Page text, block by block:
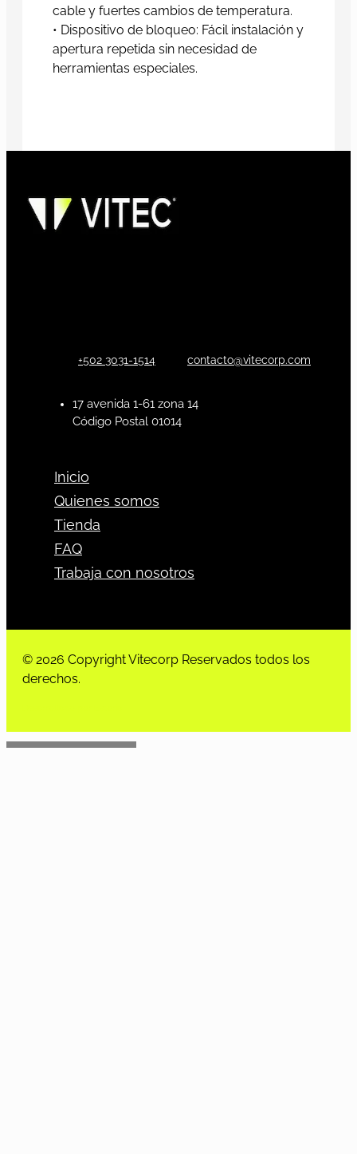
cable y fuertes cambios de temperatura.
• Dispositivo de bloqueo: Fácil instalación y
apertura repetida sin necesidad de
herramientas especiales.
+502 3031-1514 contacto@vitecorp.com
17 avenida 1-61 zona 14
Código Postal 01014
Inicio
Quienes somos
Tienda
FAQ
Trabaja con nosotros
© 2026 Copyright Vitecorp Reservados todos los
derechos.